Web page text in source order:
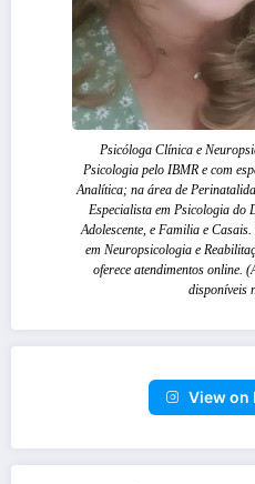
Psicóloga Clínica e
Psicologia pelo IBMR e com
Analítica; na área de
Especialista em Psicologia do
Adolescente, e Familia e
em Neuropsicologia e
oferece atendimentos online.
disponíveis
View on